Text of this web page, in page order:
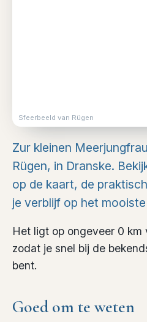
Sfeerbeeld van Rügen
Zur kleinen
Rügen, in Dranske.
op de kaart, de
je verblijf op het
Het ligt op ongeveer 0
zodat je snel bij de
bent.
Goed om te weten